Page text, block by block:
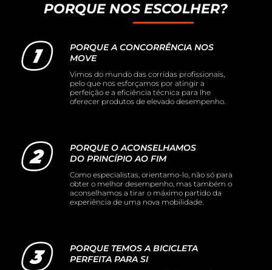
PORQUE NOS ESCOLHER?
PORQUE A CONCORRÊNCIA NOS
MOVE
Vimos do mundo das corridas profissionais,
pelo que nos esforçamos por atingir a
perfeição e a eficiência técnica para lhe
oferecer produtos de elevado desempenho.
PORQUE O ACONSELHAMOS
DO PRINCÍPIO AO FIM
Como especialistas, orientamo-lo, não só para
obter o melhor desempenho, mas também o
aconselhamos a tirar o máximo partido da
experiência de uma nova mobilidade.
PORQUE TEMOS A BICICLETA
PERFEITA PARA SI